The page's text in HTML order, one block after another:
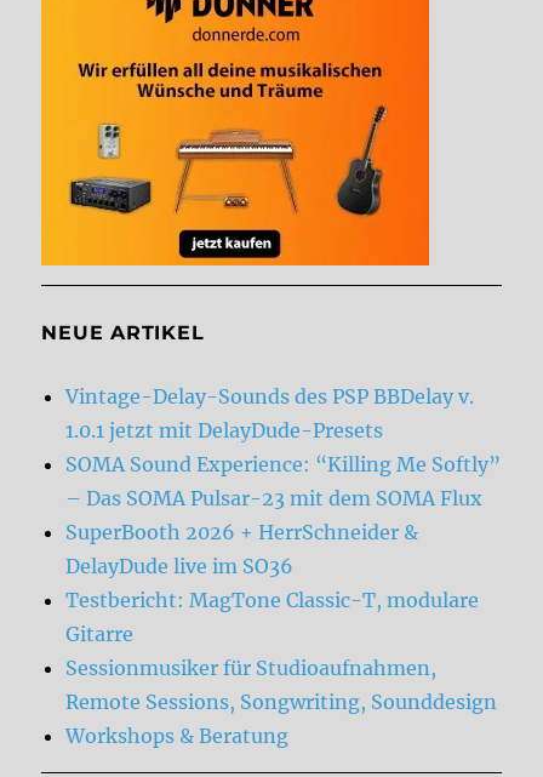
NEUE ARTIKEL
Vintage-Delay-Sounds des PSP BBDelay v.
1.0.1 jetzt mit DelayDude-Presets
SOMA Sound Experience: “Killing Me Softly”
– Das SOMA Pulsar-23 mit dem SOMA Flux
SuperBooth 2026 + HerrSchneider &
DelayDude live im SO36
Testbericht: MagTone Classic-T, modulare
Gitarre
Sessionmusiker für Studioaufnahmen,
Remote Sessions, Songwriting, Sounddesign
Workshops & Beratung